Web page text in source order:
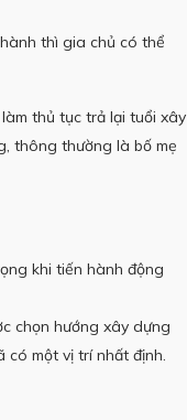
thì gia chủ có thể
thủ tục trả lại tuổi xây
thông thường là bố mẹ
khi tiến hành động
chọn hướng xây dựng
có một vị trí nhất định.